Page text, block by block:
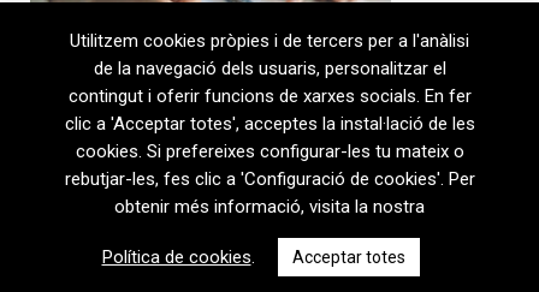
08720 Vilafranca del Penedès · General Prim 5, 2n · Barcelona
T+34 938 170 417 ·
+34 938 170 301
Utilitzem cookies pròpies i de tercers per a l'anàlisi
de la navegació dels usuaris, personalitzar el
contingut i oferir funcions de xarxes socials. En fer
clic a 'Acceptar totes', acceptes la instal·lació de les
cookies. Si prefereixes configurar-les tu mateix o
rebutjar-les, fes clic a 'Configuració de cookies'. Per
obtenir més informació, visita la nostra
Política de cookies. Acceptar totes